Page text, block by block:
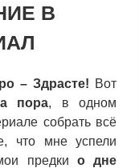
В
– Здрасте! Вот
пора, в одном
собрать всё
что мне успели
мои предкио дне